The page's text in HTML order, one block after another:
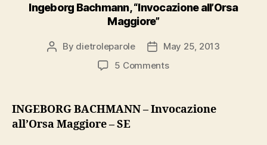
Ingeborg Bachmann, “Invocazione all’Orsa
Maggiore”
Post
By dietroleparole
PostMay 25, 2013
5 Commentson
“Invocazione
INGEBORG BACHMANN – Invocazione
all’Orsa Maggiore – SE